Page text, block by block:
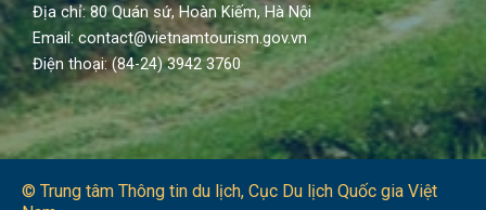
Địa chỉ: 80 Quán sứ, Hoàn Kiếm, Hà Nội
Email: contact@vietnamtourism.gov.vn
Điện thoại: (84-24) 3942 3760
© Trung tâm Thông tin du lịch​, Cục Du lịch Quốc gia Việt